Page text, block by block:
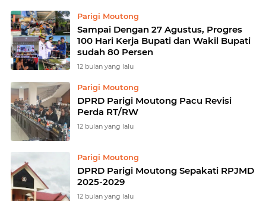
Parigi Moutong
Sampai Dengan 27 Agustus, Progres
100 Hari Kerja Bupati dan Wakil Bupati
sudah 80 Persen
12 bulan yang lalu
Parigi Moutong
DPRD Parigi Moutong Pacu Revisi
Perda RT/RW
12 bulan yang lalu
Parigi Moutong
DPRD Parigi Moutong Sepakati RPJMD
2025-2029
12 bulan yang lalu